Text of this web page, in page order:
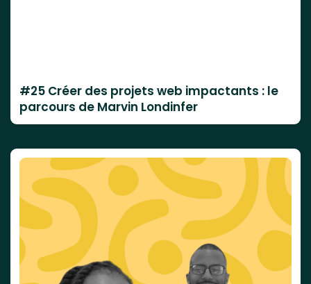
#25 Créer des projets web impactants : le
parcours de Marvin Londinfer